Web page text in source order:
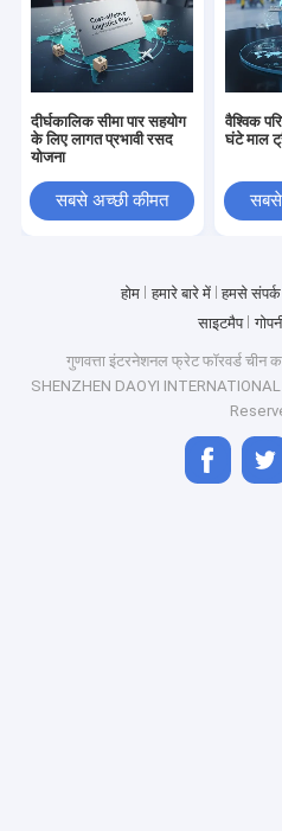
दीर्घकालिक सीमा पार सहयोग
के लिए लागत प्रभावी रसद
योजना
सबसे अच्छी कीमत
वैश्विक
घंटे माल
सबसे
होम हमारे बारे में हमसे
साइटमैप
गुणवत्ता इंटरनेशनल फ्रेट फॉरवर्ड चीन
SHENZHEN DAOYI